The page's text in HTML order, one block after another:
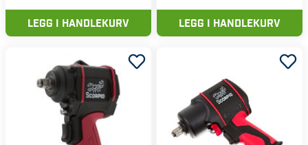
LEGG I HANDLEKURV LEGG I HANDLEKURV